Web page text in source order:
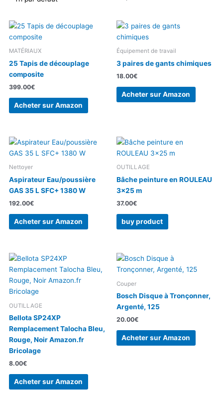
MATÉRIAUX
25 Tapis de découplage
composite
399.00€
Acheter sur Amazon
Équipement de travail
3 paires de gants chimiques
18.00€
Acheter sur Amazon
Nettoyer
Aspirateur Eau/poussière
GAS 35 L SFC+ 1380 W
192.00€
Acheter sur Amazon
OUTILLAGE
Bâche peinture en ROULEAU
3×25 m
37.00€
buy product
OUTILLAGE
Bellota SP24XP
Remplacement Talocha Bleu,
Rouge, Noir Amazon.fr
Bricolage
8.00€
Acheter sur Amazon
Couper
Bosch Disque à Tronçonner,
Argenté, 125
20.00€
Acheter sur Amazon